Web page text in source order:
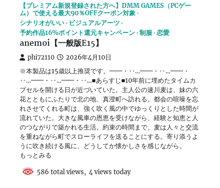
【プレミアム新規登録された方へ】DMM GAMES（PCゲー
ム）で使える最大90％OFFクーポン対象
シナリオがいい
ビジュアルアーツ
予約作品16%ポイント還元キャンペーン 制服 恋愛
anemoi【一般版E15】
phi72110 2026年4月10日
※本製品は15歳以上推奨です。━━・‥…━━・‥…━━・
‥…━━・‥…━━・‥…■あらすじ■10年前に埋めたタイムカ
プセルを開ける日が近づいていた。主人公の速川麦は、妹の六
花とともにふたりで北の地、真澄町へ訪れる。都会の喧噪を忘
れさせてくれる町は、強く吹く風の中でゆっくりとした時間が
流れていた。大きな風車の恩恵を受けながら、経験と知恵と人
のつながりで築かれる生活。約束の時間まで、麦は人々と交流
を重ねながら町でスローライフを送ることにする。寄り添うよ
うに吹き続ける風に、どうしてか懐かしさを感じながら。
もっとみる
586 total views, 4 views today